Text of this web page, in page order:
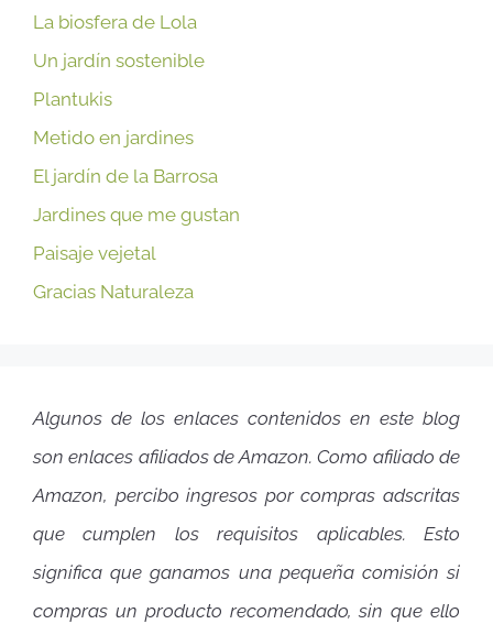
La biosfera de Lola
Un jardín sostenible
Plantukis
Metido en jardines
El jardín de la Barrosa
Jardines que me gustan
Paisaje vejetal
Gracias Naturaleza
Algunos de los enlaces contenidos en este blog
son enlaces afiliados de Amazon. Como afiliado de
Amazon, percibo ingresos por compras adscritas
que cumplen los requisitos aplicables. Esto
significa que ganamos una pequeña comisión si
compras un producto recomendado, sin que ello